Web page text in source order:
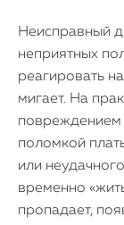
Неисправный
неприятных
реагировать
мигает. На
повреждением
поломкой
или
временно
пропадает,